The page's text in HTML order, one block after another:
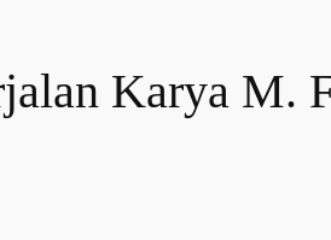
Karya M.